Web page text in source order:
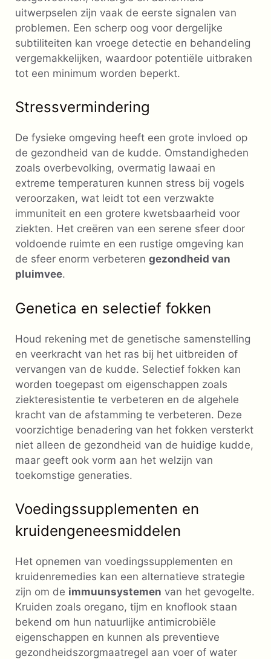
uitwerpselen zijn vaak de eerste signalen van
problemen. Een scherp oog voor dergelijke
subtiliteiten kan vroege detectie en behandeling
vergemakkelijken, waardoor potentiële uitbraken
tot een minimum worden beperkt.
Stressvermindering
De fysieke omgeving heeft een grote invloed op
de gezondheid van de kudde. Omstandigheden
zoals overbevolking, overmatig lawaai en
extreme temperaturen kunnen stress bij vogels
veroorzaken, wat leidt tot een verzwakte
immuniteit en een grotere kwetsbaarheid voor
ziekten. Het creëren van een serene sfeer door
voldoende ruimte en een rustige omgeving kan
de sfeer enorm verbeteren gezondheid van
pluimvee.
Genetica en selectief fokken
Houd rekening met de genetische samenstelling
en veerkracht van het ras bij het uitbreiden of
vervangen van de kudde. Selectief fokken kan
worden toegepast om eigenschappen zoals
ziekteresistentie te verbeteren en de algehele
kracht van de afstamming te verbeteren. Deze
voorzichtige benadering van het fokken versterkt
niet alleen de gezondheid van de huidige kudde,
maar geeft ook vorm aan het welzijn van
toekomstige generaties.
Voedingssupplementen en
kruidengeneesmiddelen
Het opnemen van voedingssupplementen en
kruidenremedies kan een alternatieve strategie
zijn om de immuunsystemen van het gevogelte.
Kruiden zoals oregano, tijm en knoflook staan ​​
bekend om hun natuurlijke antimicrobiële
eigenschappen en kunnen als preventieve
gezondheidszorgmaatregel aan voer of water